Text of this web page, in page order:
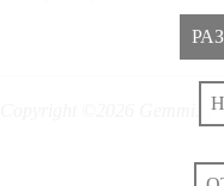
Copyright ©2026 Gemmi.lv